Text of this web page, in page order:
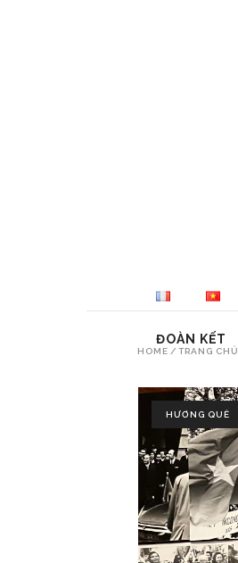
ĐOÀN KẾT
HOME / TRANG CHỦ
HƯƠNG QUÊ